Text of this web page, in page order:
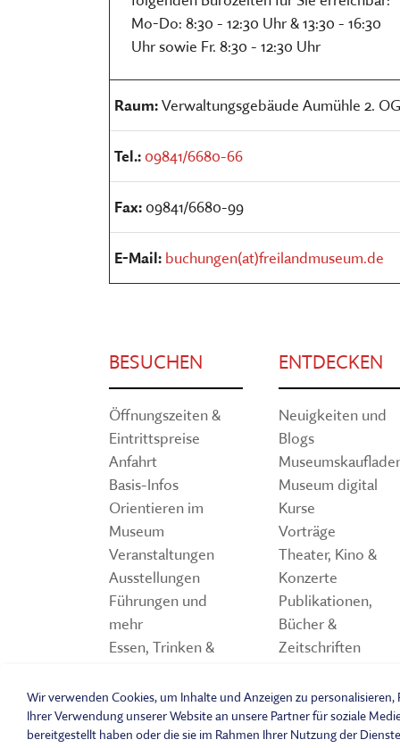
Mo-Do: 8:30 - 12:30 Uhr & 13:30 - 16:30
Uhr sowie Fr. 8:30 - 12:30 Uhr
Raum:Verwaltungsgebäude Aumühle 2. OG
Tel.:09841/6680-66
Fax:09841/6680-99
E-Mail: buchungen(at)freilandmuseum.de
BESUCHEN
Öffnungszeiten &
Eintrittspreise
Anfahrt
Basis-Infos
Orientieren im
Museum
Veranstaltungen
Ausstellungen
Führungen und
mehr
Essen, Trinken &
ENTDECKEN
Neuigkeiten und
Blogs
Museum digital
Kurse
Vorträge
Theater, Kino &
Konzerte
Publikationen,
Bücher &
Zeitschriften
Spiele und Quiz
Freilandmuseum
Wir verwenden Cookies, um Inhalte und Anzeigen zu
Ihrer Verwendung unserer Website an unsere Partner für soziale
bereitgestellt haben oder die sie im Rahmen Ihrer Nutzung der